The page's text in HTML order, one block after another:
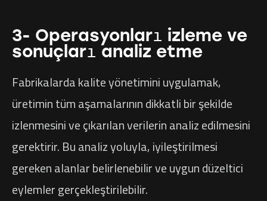
3- Operasyonları izleme ve
sonuçları analiz etme
Fabrikalarda kalite yönetimini uygulamak,
üretimin tüm aşamalarının dikkatli bir şekilde
izlenmesini ve çıkarılan verilerin analiz edilmesini
gerektirir. Bu analiz yoluyla, iyileştirilmesi
gereken alanlar belirlenebilir ve uygun düzeltici
eylemler gerçekleştirilebilir.